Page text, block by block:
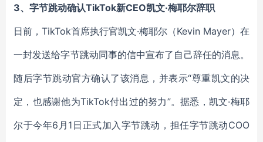
3、字节跳动确认TikTok新CEO凯文·梅耶尔辞职
日前，TikTok首席执行官凯文·梅耶尔（Kevin Mayer）在
一封发送给字节跳动同事的信中宣布了自己辞任的消息。
随后字节跳动官方确认了该消息，并表示“尊重凯文的决
定，也感谢他为TikTok付出过的努力”。据悉，凯文·梅耶
尔于今年6月1日正式加入字节跳动，担任字节跳动COO